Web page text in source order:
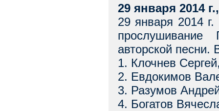
29 января 2014
29 января 2014
прослушивание
авторской песни.
1. Клочнев
2. Евдокимов
3. Разумов
4. Богатов